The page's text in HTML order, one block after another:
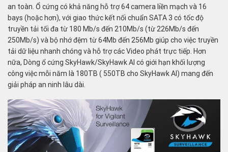
an toàn. Ổ cứng có khả năng hỗ trợ 64 camera liền mạch và 16
bays (hoặc hơn), với giao thức kết nối chuẩn SATA 3 có tốc độ
truyền tải tối đa từ 180 Mb/s đến 210Mb/s (từ 226Mb/s đến
250Mb/s) và bộ nhớ đệm từ 64Mb đến 256Mb giúp cho việc truyền
tải dữ liệu nhanh chóng và hỗ trợ các Video phát trực tiếp. Hơn
nữa, Dòng ổ cứng SkyHawk/SkyHawk AI có giới hạn khối lượng
công việc mỗi năm là 180TB ( 550TB cho SkyHawk AI) mang đến
giải pháp an ninh lâu dài.